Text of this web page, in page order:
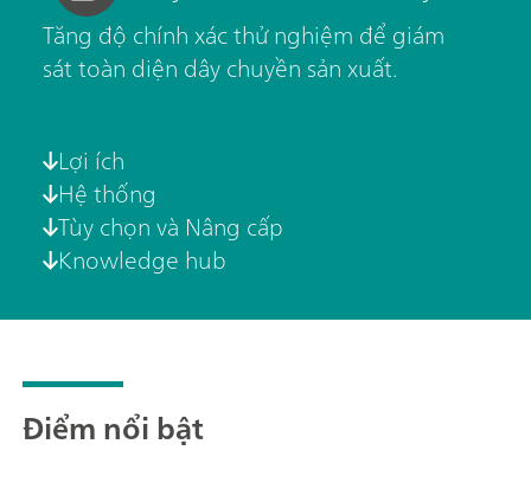
Tăng độ chính xác thử nghiệm để giám
sát toàn diện dây chuyền sản xuất.
Lợi ích
Hệ thống
Tùy chọn và Nâng cấp
Knowledge hub
Điểm nổi bật